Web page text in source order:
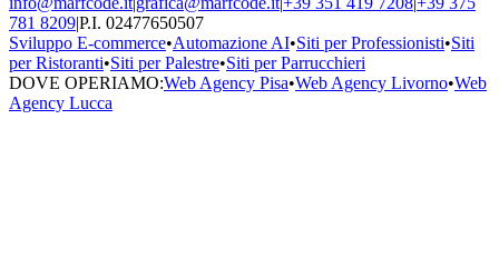
781 8209|P.I. 02477650507
Sviluppo E-commerce•Automazione AI•Siti per Professionisti•Siti
per Ristoranti•Siti per Palestre•Siti per Parrucchieri
DOVE OPERIAMO:Web Agency Pisa•Web Agency Livorno•Web
Agency Lucca